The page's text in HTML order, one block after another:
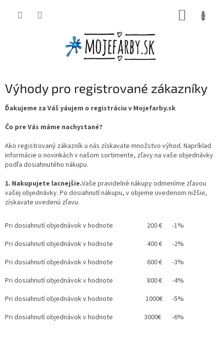
Výhody pro registrované zákazníky
Ďakujeme za Váš yáujem o registráciu v Mojefarby.sk
Čo pre Vás máme nachystané?
Ako registrovaný zákazník u nás získavate množstvo výhod. Napríklad
informácie o novinkách v našom sortimente, zľavy na vaše objednávky
podľa dosiahnutého nákupu.
1. Nakupujete lacnejšie.Vaše pravidelné nákupy odmeníme zľavou
vašej objednávky. Po dosiahnutí nákupu, v objeme uvedenom nižšie,
získavate uvedenú zľavu.
Pri dosiahnutí objednávok v hodnote 200 €
-1%
Pri dosiahnutí objednávok v hodnote
400 €
-2%
Pri dosiahnutí objednávok v hodnote
600€
-3%
Pri dosiahnutí objednávok v hodnote
800€
-4%
Pri dosiahnutí objednávok v hodnote
1000€
-5%
Pri dosiahnutí objednávok v hodnote
3000€ -6%